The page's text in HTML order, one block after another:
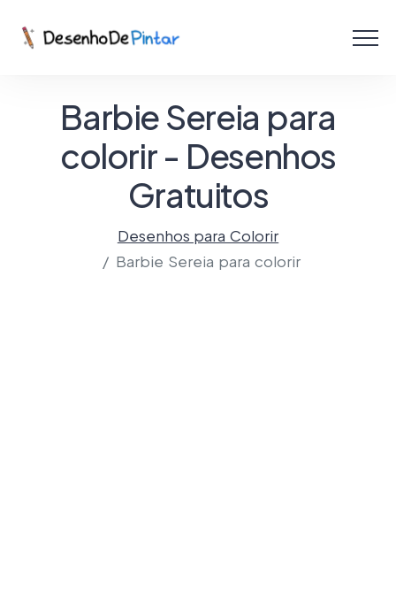
Colorir Online
Criar com IA!
Barbie Sereia para
colorir - Desenhos
Gratuitos
Desenhos para Colorir
Barbie Sereia para colorir